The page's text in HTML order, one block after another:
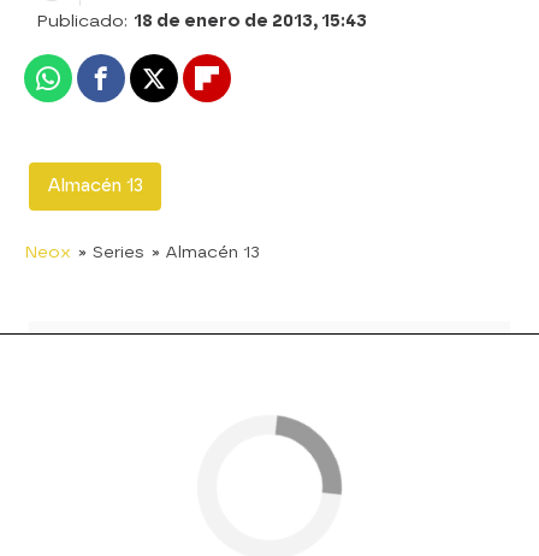
Publicado: 18 de enero de 2013, 15:43
WhatsappFacebook
X Flipboard
Almacén 13
Neox » Series » Almacén 13